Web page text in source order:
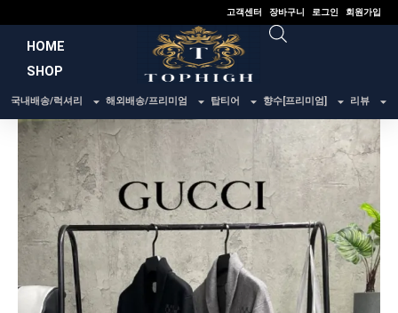
건
너
고객센터 장바구니 로그인 회원가입
HOME
SHOP
국내배송/럭셔리 해외배송/프리미엄 탑티어 향수[프리미엄] 리뷰